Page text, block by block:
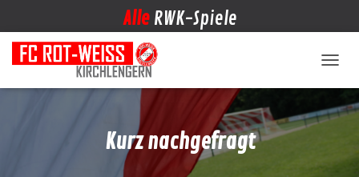
Alle RWK-Spiele
Kurz nachgefragt